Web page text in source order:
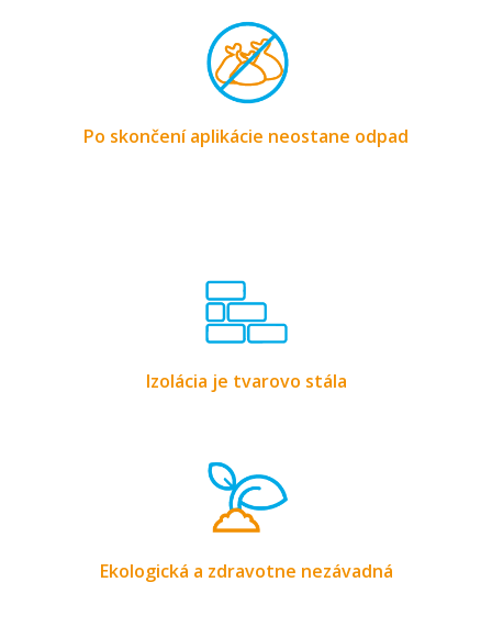
Po skončení aplikácie neostane odpad
Izolácia je tvarovo stála
Ekologická a zdravotne nezávadná